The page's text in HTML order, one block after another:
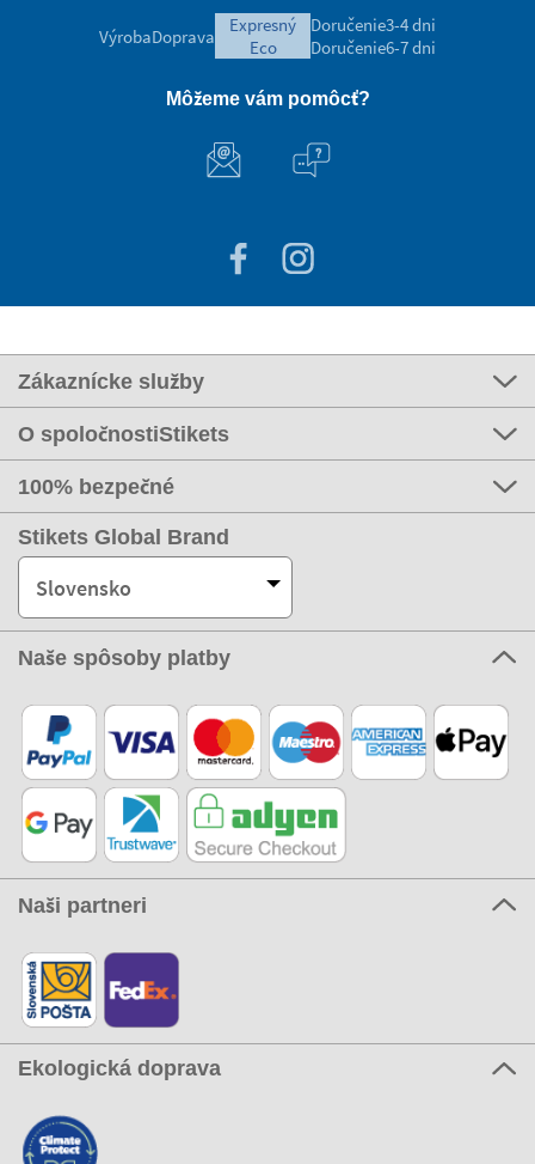
VýrobaDoprava
expresný
eco
Doručenie3-4 dni
Doručenie6-7 dni
Môžeme vám pomôcť?
Zákaznícke služby
O spoločnostiStikets
100% bezpečné
Stikets Global Brand
Slovensko
Naše spôsoby platby
Naši partneri
Ekologická doprava